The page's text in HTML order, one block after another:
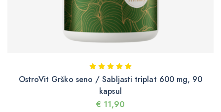
OstroVit Grško seno / Sabljasti triplat 600 mg, 90
kapsul
€ 11,90